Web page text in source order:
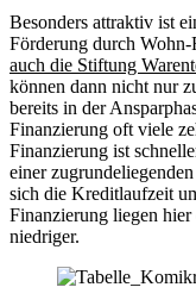
Besonders attraktiv ist
Förderung durch
auch die Stiftung
können dann nicht nur
bereits in der
Finanzierung oft viele
Finanzierung ist
einer
sich die Kreditlaufzeit
Finanzierung liegen
niedriger.